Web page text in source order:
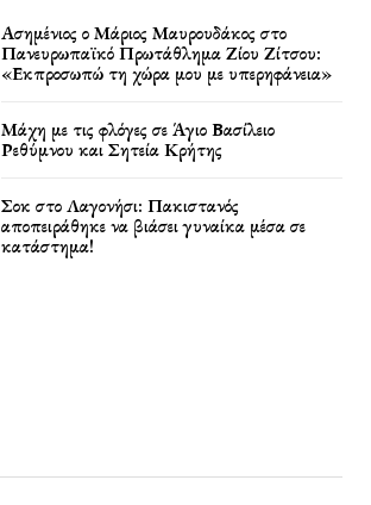
Ασημένιος ο Μάριος Μαυρουδάκος στο
Πανευρωπαϊκό Πρωτάθλημα Ζίου Ζίτσου:
«Εκπροσωπώ τη χώρα μου με υπερηφάνεια»
Μάχη με τις φλόγες σε Άγιο Βασίλειο
Ρεθύμνου και Σητεία Κρήτης
Σοκ στο Λαγονήσι: Πακιστανός
αποπειράθηκε να βιάσει γυναίκα μέσα σε
κατάστημα!